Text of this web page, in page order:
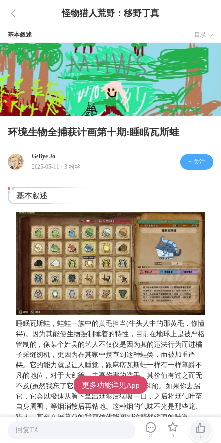
怪物猎人荒野：移野丁真
基本叙述 目录
环境生物全捕获计画第十期:睡眠瓦斯蛙
GeBye Jo
2025-05-11 · 3 粉丝
+ 关注
基本叙述
睡眠瓦斯蛙，蛙蛙一族中的黄毛担当(牛头人中的那黄毛，你懂
得)。因为其能使生物强制睡着的特性，目前在地球上是被严格
管制的，像某个姓吴的艺人不仅仅是因为其的违法行为而进橘
子采缝纫机，更因为在其家中搜查到这种蛙类，而被加重严
惩。它的能力就是让人睡觉，跟麻痹瓦斯蛙一样有一样尊爵不
凡的地位，对于大剑等一击高伤害的选手，其价值有过之而无
不及(虽然我忘了它能不能睡古龙，不过不影响)。如果你去踢
它，它会以极速从胯下拿出烟然后猛吸一口，之后将烟气吐至
自身周围，等烟消散后再钻地。这种烟的气味不光是那些龙、
猎人、甚至在屏幕前的我都仿佛能闻到这黯然销魂的味道。
回复TA
21 0 1
更多功能详见App